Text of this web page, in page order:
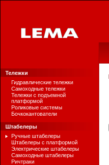
Тележки
Гидравлические тележки
Самоходные тележки
Тележки с подъемной
платформой
Роликовые системы
Бочкокантователи
Штабелеры
Ручные штабелеры
Штабелеры с платформой
Электрические штабелеры
Самоходные штабелеры
Ричтраки